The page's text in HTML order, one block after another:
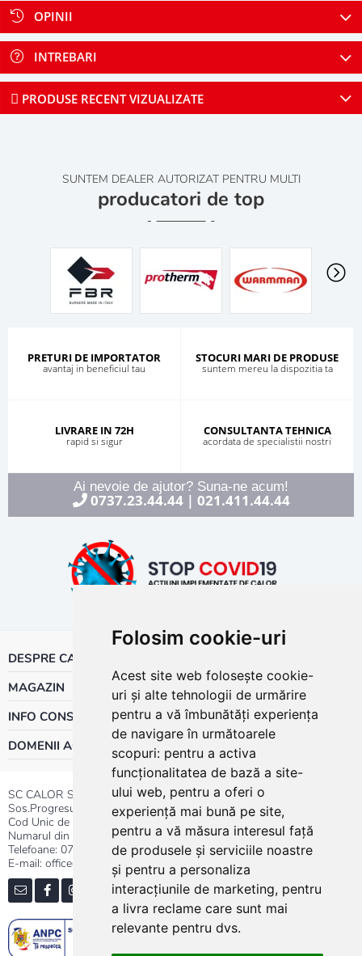
Folosim cookie-uri
Acest site web folosește cookie-
uri și alte tehnologii de urmărire
pentru a vă îmbunătăți experiența
de navigare în următoarele
scopuri: pentru a activa
funcționalitatea de bază a site-
ului web, pentru a oferi o
experiență mai bună pe site,
pentru a vă măsura interesul față
de produsele și serviciile noastre
și pentru a personaliza
interacțiunile de marketing, pentru
a livra reclame care sunt mai
relevante pentru dvs.
OPINII
INTREBARI
PRODUSE RECENT VIZUALIZATE
SUNTEM DEALER AUTORIZAT PENTRU MULTI
producatori de top
PRETURI DE IMPORTATOR
avantaj in beneficiul tau
STOCURI MARI DE PRODUSE
suntem mereu la dispozitia ta
LIVRARE IN 72H
rapid si sigur
CONSULTANTA TEHNICA
acordata de specialistii nostri
Ai nevoie de ajutor? Suna-ne acum!
0737.23.44.44| 021.411.44.44
DESPRE CALOR
MAGAZIN
INFO CONSUMATOR
DOMENII ACTIVITATE
SC CALOR SRL
Sos.Progresului nr.30-40, Sector 5, Bucuresti
Cod Unic de Inregistrare: RO 3004724
Numarul din Registrul Comertului:J40/13176/1991
Telefoane: 0737.23.44.44|021.411.44.44
E-mail: office@calor.ro